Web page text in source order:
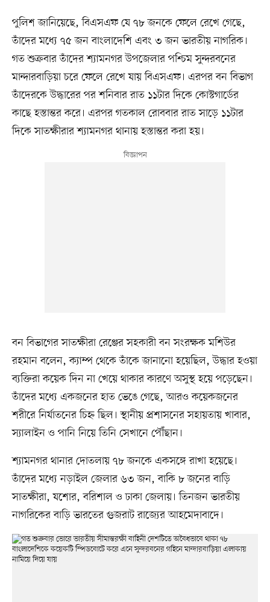
পুলিশ জানিয়েছে, বিএসএফ যে ৭৮ জনকে ফেলে রেখে গেছে,
তাঁদের মধ্যে ৭৫ জন বাংলাদেশি এবং ৩ জন ভারতীয় নাগরিক।
গত শুক্রবার তাঁদের শ্যামনগর উপজেলার পশ্চিম সুন্দরবনের
মান্দারবাড়িয়া চরে ফেলে রেখে যায় বিএসএফ। এরপর বন বিভাগ
তাঁদেরকে উদ্ধারের পর শনিবার রাত ১১টার দিকে কোস্টগার্ডের
কাছে হস্তান্তর করে। এরপর গতকাল রোববার রাত সাড়ে ১১টার
দিকে সাতক্ষীরার শ্যামনগর থানায় হস্তান্তর করা হয়।
বন বিভাগের সাতক্ষীরা রেঞ্জের সহকারী বন সংরক্ষক মশিউর
রহমান বলেন, ক্যাম্প থেকে তাঁকে জানানো হয়েছিল, উদ্ধার হওয়া
ব্যক্তিরা কয়েক দিন না খেয়ে থাকার কারণে অসুস্থ হয়ে পড়েছেন।
তাঁদের মধ্যে একজনের হাত ভেঙে গেছে, আরও কয়েকজনের
শরীরে নির্যাতনের চিহ্ন ছিল। স্থানীয় প্রশাসনের সহায়তায় খাবার,
স্যালাইন ও পানি নিয়ে তিনি সেখানে পৌঁছান।
শ্যামনগর থানার দোতলায় ৭৮ জনকে একসঙ্গে রাখা হয়েছে।
তাঁদের মধ্যে নড়াইল জেলার ৬৩ জন, বাকি ৮ জনের বাড়ি
সাতক্ষীরা, যশোর, বরিশাল ও ঢাকা জেলায়। তিনজন ভারতীয়
নাগরিকের বাড়ি ভারতের গুজরাট রাজ্যের আহমেদাবাদে।